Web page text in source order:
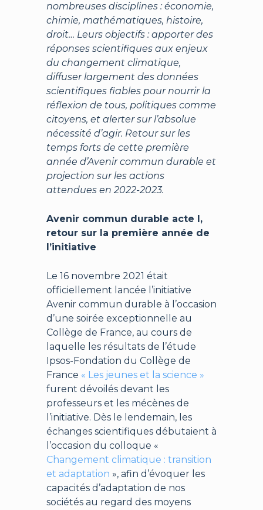
nombreuses disciplines : économie,
chimie, mathématiques, histoire,
droit… Leurs objectifs : apporter des
réponses scientifiques aux enjeux
du changement climatique,
diffuser largement des données
scientifiques fiables pour nourrir la
réflexion de tous, politiques comme
citoyens, et alerter sur l’absolue
nécessité d’agir. Retour sur les
temps forts de cette première
année d’Avenir commun durable et
projection sur les actions
attendues en 2022-2023.
Avenir commun durable acte I,
retour sur la première année de
l’initiative
Le 16 novembre 2021 était
officiellement lancée l’initiative
Avenir commun durable à l’occasion
d’une soirée exceptionnelle au
Collège de France, au cours de
laquelle les résultats de l’étude
Ipsos-Fondation du Collège de
France « Les jeunes et la science »
furent dévoilés devant les
professeurs et les mécènes de
l’initiative. Dès le lendemain, les
échanges scientifiques débutaient à
l’occasion du colloque «
Changement climatique : transition
et adaptation », afin d’évoquer les
capacités d’adaptation de nos
sociétés au regard des moyens